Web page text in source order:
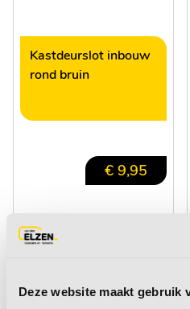
Deze website maakt gebruik
Kastdeurslot inbouw
rond bruin
€ 9,95